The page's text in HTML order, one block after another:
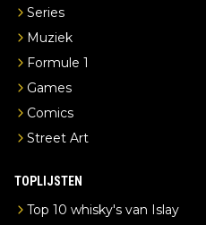
Series
Muziek
Formule 1
Games
Comics
Street Art
TOPLIJSTEN
Top 10 whisky's van Islay